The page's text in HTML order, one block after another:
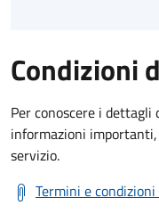
Condizioni
Per conoscere i
informazioni
servizio.
Termini e